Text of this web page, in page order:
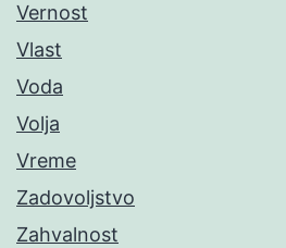
Vernost
Vlast
Voda
Volja
Vreme
Zadovoljstvo
Zahvalnost